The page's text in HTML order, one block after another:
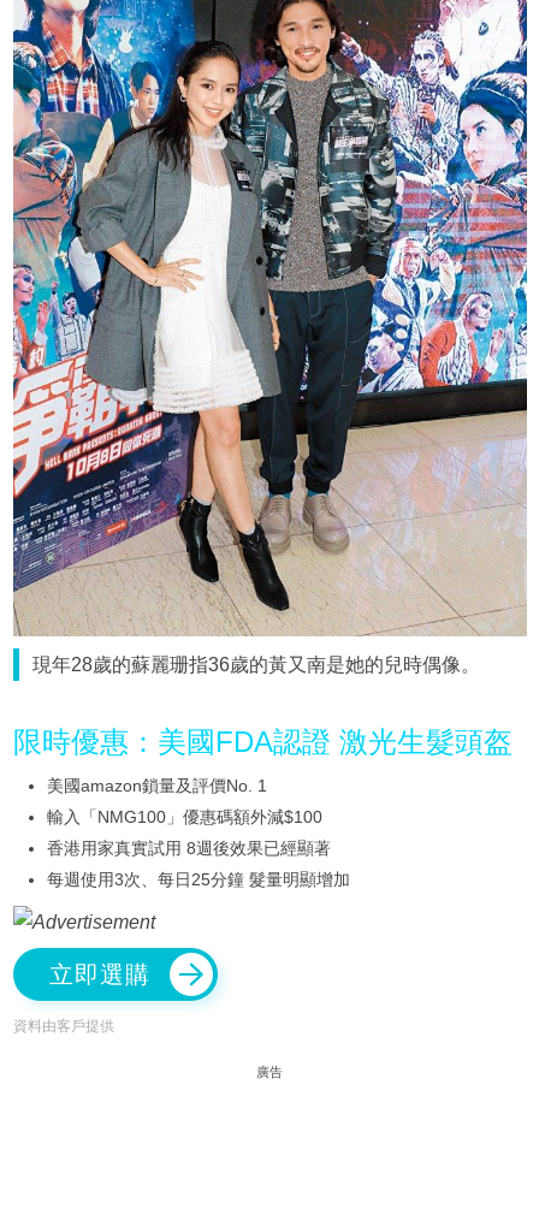
現年28歲的蘇麗珊指36歲的黃又南是她的兒時偶像。
限時優惠：美國FDA認證 激光生髮頭盔
美國amazon鎖量及評價No. 1
輸入「NMG100」優惠碼額外減$100
香港用家真實試用 8週後效果已經顯著
每週使用3次、每日25分鐘 髮量明顯增加
立即選購
資料由客戶提供
廣告